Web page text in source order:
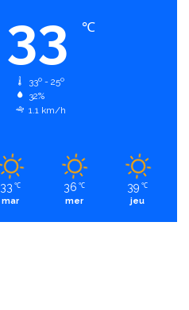
33 ℃
33º - 25º
32%
1.1 km/h
33 ℃
mar
36 ℃
mer
39 ℃
jeu